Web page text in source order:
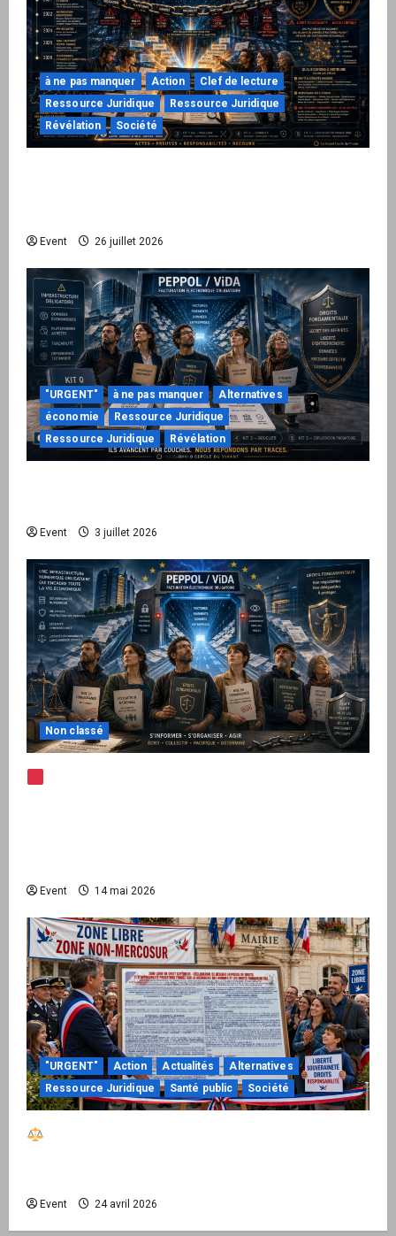
à ne pas manquer Action
Clef de lecture
Ressource Juridique
Ressource Juridique
Révélation
Société
Event 26 juillet 2026
"URGENT" à ne pas manquer
Alternatives
économie
Ressource Juridique
Ressource Juridique
Révélation
Event 3 juillet 2026
Non classé
Event 14 mai 2026
"URGENT" Action Actualités
Alternatives
Ressource Juridique
Santé public Société
Event 24 avril 2026